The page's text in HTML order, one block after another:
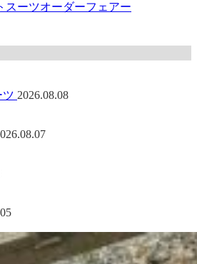
スーツオーダーフェアー
ツ 2026.08.08